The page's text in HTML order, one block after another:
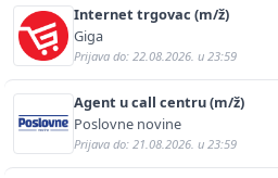
Internet trgovac (m/ž)
Giga
Prijava do: 22.08.2026. u 23:59
Agent u call centru (m/ž)
Poslovne novine
Prijava do: 21.08.2026. u 23:59